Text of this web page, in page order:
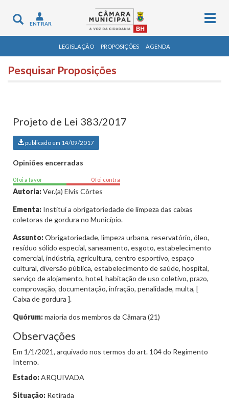
Toggle
navigation
ENTRAR
LEGISLAÇÃO PROPOSIÇÕES AGENDA
Pesquisar Proposições
Projeto de Lei 383/2017
publicado em 14/09/2017
Opiniões encerradas
0 foi a favor 0 foi contra
Autoria:Ver.(a) Elvis Côrtes
Ementa: Institui a obrigatoriedade de limpeza das caixas
coletoras de gordura no Município.
Assunto:Obrigatoriedade, limpeza urbana, reservatório, óleo,
resíduo sólido especial, saneamento, esgoto, estabelecimento
comercial, indústria, agricultura, centro esportivo, espaço
cultural, diversão pública, estabelecimento de saúde, hospital,
serviço de alojamento, hotel, habitação de uso coletivo, prazo,
comprovação, documentação, infração, penalidade, multa, [
Caixa de gordura ].
Quórum:maioria dos membros da Câmara (21)
Observações
Em 1/1/2021, arquivado nos termos do art. 104 do Regimento
Interno.
Estado:ARQUIVADA
Situação: Retirada